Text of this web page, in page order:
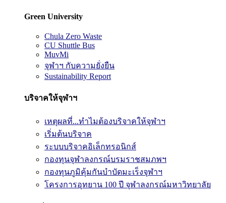
Green University
Chula Zero Waste
CU Shuttle Bus
MuvMi
จุฬาฯ กับความยั่งยืน
Sustainability Report
บริจาคให้จุฬาฯ
เหตุผลที่...ทำไมต้องบริจาคให้จุฬาฯ
เริ่มต้นบริจาค
ระบบบริจาคอิเล็กทรอนิกส์
กองทุนจุฬาลงกรณ์บรมราชสมภพฯ
กองทุนภูมิคุ้มกันบำบัดมะเร็งจุฬาฯ
โครงการอุทยาน 100 ปี จุฬาลงกรณ์มหาวิทยาลัย